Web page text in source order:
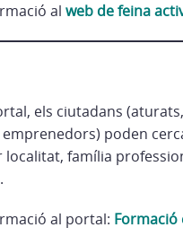
al web de feina
els ciutadans
poden
localitat, família
al portal: Formació